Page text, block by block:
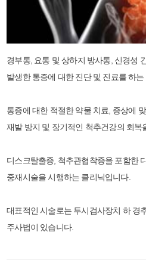
경부통, 요통 및 상하지 방사통, 신경성
발생한 통증에 대한 진단 및 진료를 하는
통증에 대한 적절한 약물 치료, 증상에
재발 방지 및 장기적인 척추건강의 회복
디스크탈출증, 척추관협착증을 포함한
중재시술을 시행하는 클리닉입니다.
대표적인 시술로는 투시검사장치 하 경
주사법이 있습니다.